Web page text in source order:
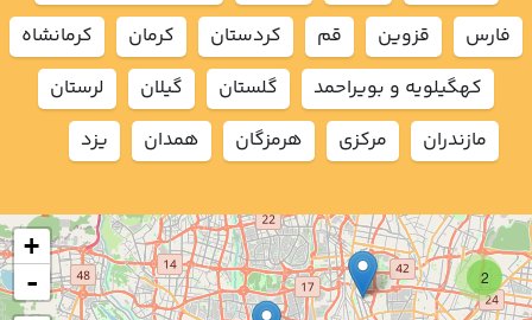
2
+
-
فارس
قزوين قم كردستان كرمان
كرمانشاه
كهگيلويه و بويراحمد
گلستان گيلان
لرستان
مازندران
مركزي هرمزگان همدان يزد